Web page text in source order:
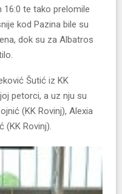
16:0 te tako prelomile
kod Pazina bile su
dok su za Albatros
Šutić iz KK
petorci, a uz nju su
(KK Rovinj), Alexia
(KK Rovinj).